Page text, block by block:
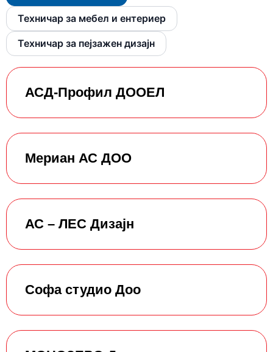
Техничар за мебел и ентериер
Техничар за пејзажен дизајн
АСД-Профил ДООЕЛ
Мериан АС ДОО
АС – ЛЕС Дизајн
Софа студио Доо